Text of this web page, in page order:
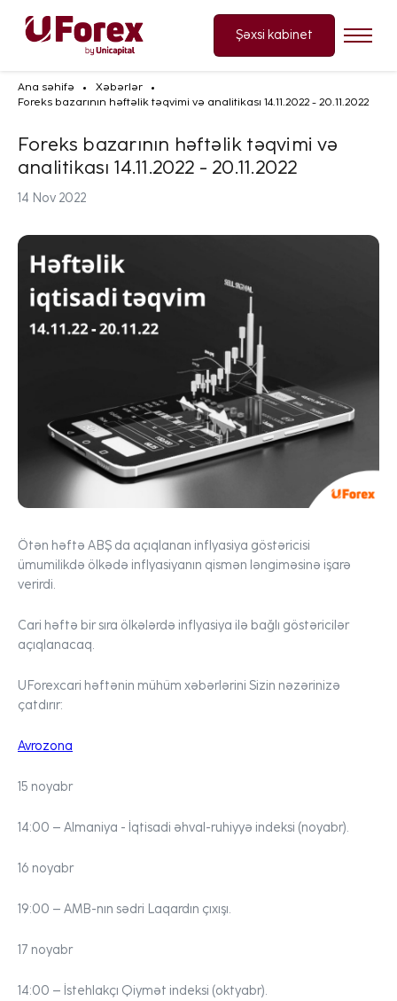
Şəxsi kabinet
Ana səhifə
Xəbərlər
Foreks bazarının həftəlik təqvimi və analitikası 14.11.2022 - 20.11.2022
Foreks bazarının həftəlik təqvimi və
analitikası 14.11.2022 - 20.11.2022
14 Nov 2022
Ötən həftə ABŞ da açıqlanan inflyasiya göstəricisi
ümumilikdə ölkədə inflyasiyanın qismən ləngiməsinə işarə
verirdi.
Cari həftə bir sıra ölkələrdə inflyasiya ilə bağlı göstəricilər
açıqlanacaq.
UForexcari həftənin mühüm xəbərlərini Sizin nəzərinizə
çatdırır:
Avrozona
15 noyabr
14:00 – Almaniya - İqtisadi əhval-ruhiyyə indeksi (noyabr).
16 noyabr
19:00 – AMB-nın sədri Laqardın çıxışı.
17 noyabr
14:00 – İstehlakçı Qiymət indeksi (oktyabr).